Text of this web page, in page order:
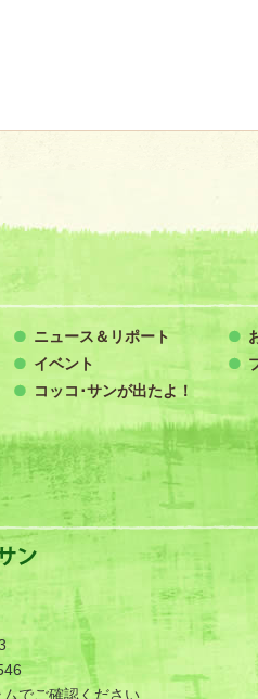
ニュース＆リポート
イベント
コッコ･サンが出たよ！
えほんの店 コッコ・サン 高知店
でご確認ください